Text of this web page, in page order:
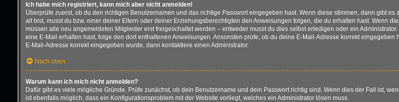
Ich habe mich registriert, kann mich aber nicht anmelden!
Überprüfe zuerst, ob du den richtigen Benutzernamen und das richtige Passwort eingegeben hast. Wenn diese stimmen, dann gibt es
alt bist, musst du bzw. einer deiner Eltern oder deiner Erziehungsberechtigten den Anweisungen folgen, die du erhalten hast. Wenn
müssen alle neu angemeldeten Mitglieder erst freigeschaltet werden – entweder musst du dies selbst erledigen oder ein
eine E-Mail erhalten hast, folge den dort enthaltenen Anweisungen. Ansonsten prüfe, ob du deine E-Mail-Adresse korrekt
E-Mail-Adresse korrekt eingegeben wurde, dann kontaktiere einen Administrator.
Nach oben
Warum kann ich mich nicht anmelden?
Dafür gibt es viele mögliche Gründe. Prüfe zunächst, ob dein Benutzername und dein Passwort richtig sind. Wenn dies der Fall ist,
ist ebenfalls möglich, dass ein Konfigurationsproblem mit der Website vorliegt, welches ein Administrator lösen muss.